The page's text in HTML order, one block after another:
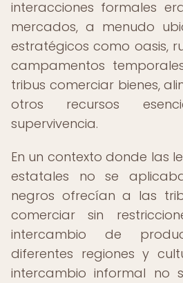
interacciones formales
mercados, a menudo
estratégicos como oasis,
campamentos
tribus comerciar bienes,
otros recursos
supervivencia.
En un contexto donde las
estatales no se
negros ofrecían a las
comerciar sin
intercambio de
diferentes regiones y
intercambio informal no